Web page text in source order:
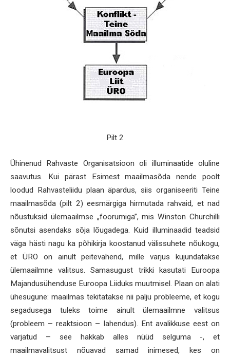
Pilt 2
Ühinenud Rahvaste Organisatsioon oli illuminaatide oluline
saavutus. Kui pärast Esimest maailmasõda nende poolt
loodud Rahvasteliidu plaan äpardus, siis organiseeriti Teine
maailmasõda (pilt 2) eesmärgiga hirmutada rahvaid, et nad
nõustuksid ülemaailmse „foorumiga”, mis Winston Churchilli
sõnutsi asendaks sõja lõugadega. Kuid illuminaadid teadsid
väga hästi nagu ka põhikirja koostanud välissuhete nõukogu,
et ÜRO on ainult peitevahend, mille varjus kujundatakse
ülemaailmne valitsus. Samasugust trikki kasutati Euroopa
Majandusühenduse Euroopa Liiduks muutmisel. Plaan on alati
ühesugune: maailmas tekitatakse nii palju probleeme, et kogu
segadusega tuleks toime ainult ülemaailmne valitsus
(probleem – reaktsioon – lahendus). Ent avalikkuse eest on
varjatud – see hakkab alles nüüd selguma -, et
maailmavalitsust nõuavad samad inimesed, kes on